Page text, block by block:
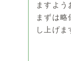
ますよう
まずは
し上げま